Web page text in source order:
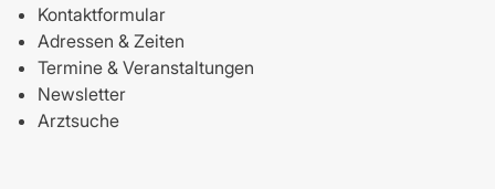
Kontaktformular
Adressen & Zeiten
Termine & Veranstaltungen
Newsletter
Arztsuche